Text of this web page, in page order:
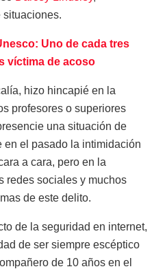
situaciones.
Uno de cada tres
víctima de acoso
hizo hincapié en la
profesores o superiores
una situación de
en el pasado la intimidación
a cara, pero en la
redes sociales y muchos
de este delito.
de la seguridad en internet,
de ser siempre escéptico
de 10 años en el